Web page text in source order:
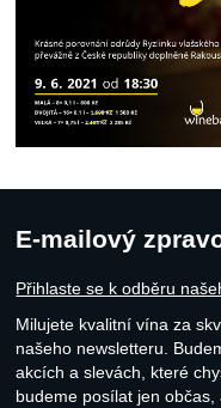
E-mailový
Přihlaste se k odběru
Milujete kvalitní vína za
našeho newsletteru.
akcích a slevách, které
budeme posílat jen